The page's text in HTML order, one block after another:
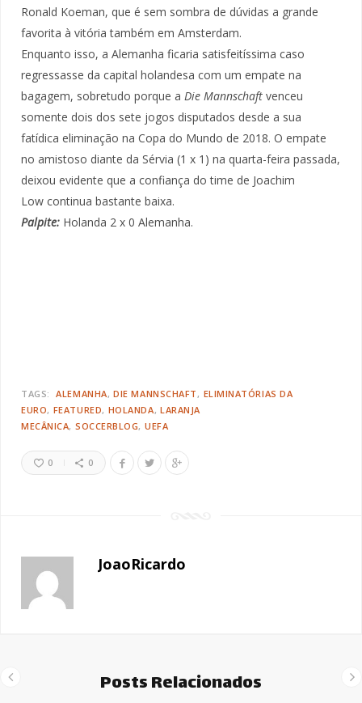
Ronald Koeman, que é sem sombra de dúvidas a grande
favorita à vitória também em Amsterdam.
Enquanto isso, a Alemanha ficaria satisfeitíssima caso
regressasse da capital holandesa com um empate na
bagagem, sobretudo porque a Die Mannschaft venceu
somente dois dos sete jogos disputados desde a sua
fatídica eliminação na Copa do Mundo de 2018. O empate
no amistoso diante da Sérvia (1 x 1) na quarta-feira passada,
deixou evidente que a confiança do time de Joachim
Low continua bastante baixa.
Palpite: Holanda 2 x 0 Alemanha.
TAGS: ALEMANHA DIE MANNSCHAFT
ELIMINATÓRIAS DA
EURO FEATURED HOLANDA LARANJA
MECÂNICA SOCCERBLOG UEFA
0 0
JoaoRicardo
Posts Relacionados